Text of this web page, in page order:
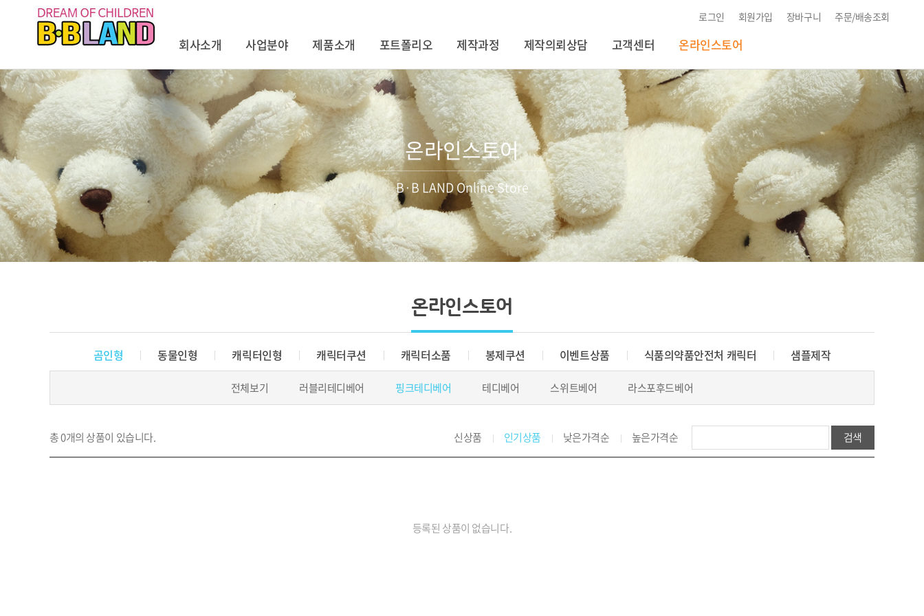
회사소개 사업분야 제품소개 포트폴리오 제작과정 제작의뢰상담 고객센터 온라인스토어
로그인 회원가입 장바구니 주문/배송조회
온라인스토어
B·B LAND Online Store
온라인스토어
곰인형 동물인형 캐릭터인형 캐릭터쿠션 캐릭터소품 봉제쿠션 이벤트상품 식품의약품안전처 캐릭터 샘플제작
전체보기 러블리테디베어 핑크테디베어 테디베어 스위트베어 라스포후드베어
총 0개의 상품이 있습니다. 신상품 인기상품 낮은가격순 높은가격순 검색
등록된 상품이 없습니다.